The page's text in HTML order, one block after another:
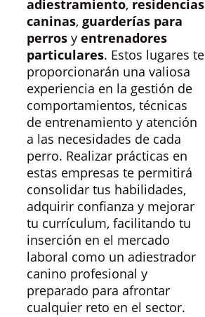
adiestramiento, residencias
caninas, guarderías para
perros y entrenadores
particulares. Estos lugares te
proporcionarán una valiosa
experiencia en la gestión de
comportamientos, técnicas
de entrenamiento y atención
a las necesidades de cada
perro. Realizar prácticas en
estas empresas te permitirá
consolidar tus habilidades,
adquirir confianza y mejorar
tu currículum, facilitando tu
inserción en el mercado
laboral como un adiestrador
canino profesional y
preparado para afrontar
cualquier reto en el sector.